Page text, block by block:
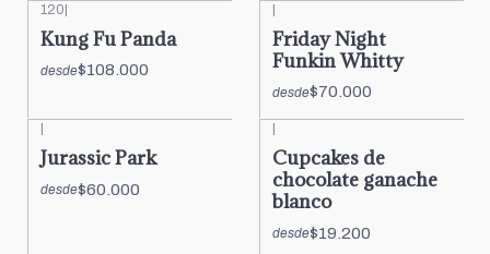
120|
Kung Fu Panda
desde$108.000
|
Friday Night
Funkin Whitty
desde$70.000
Jurassic Park
desde$60.000
Cupcakes de
chocolate ganache
blanco
desde$19.200